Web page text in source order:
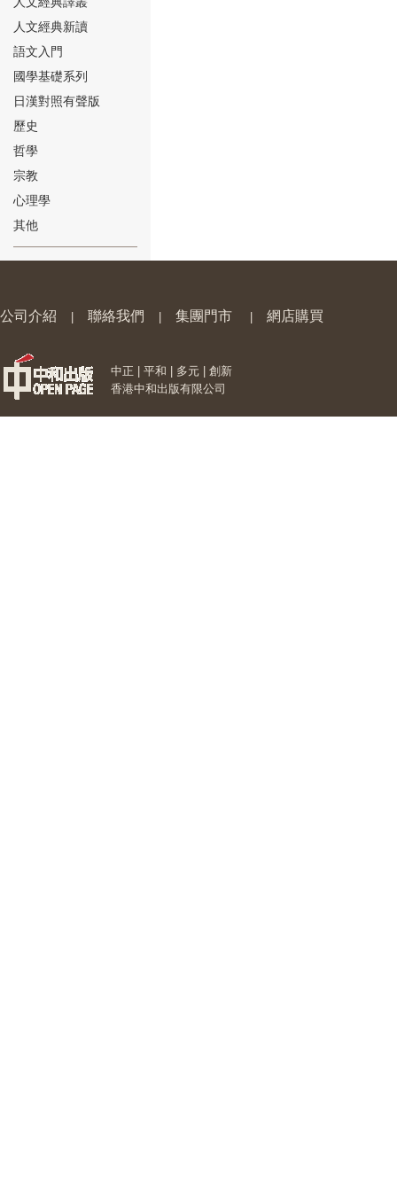
⑱
⑳
人文經典新讀
語文入門
國學基礎系列
日漢對照有聲版
歷史
哲學
宗教
心理學
其他
公司介紹 聯絡我們 集團門市 網店購買
中正 | 平和 | 多元 | 創新
香港中和出版有限公司